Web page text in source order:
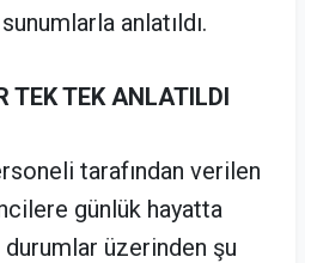
anlatıldı.
TEK TEK ANLATILDI
tarafından verilen
günlük hayatta
üzerinden şu